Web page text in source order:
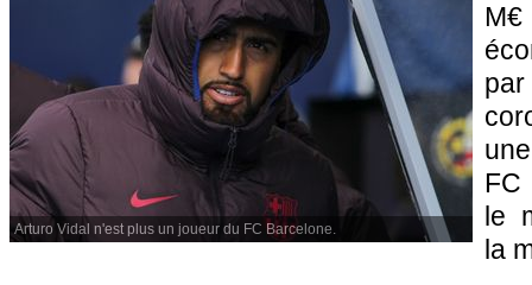
Arturo Vidal n'est plus un joueur du FC Barcelone.
M€
FC
le
la